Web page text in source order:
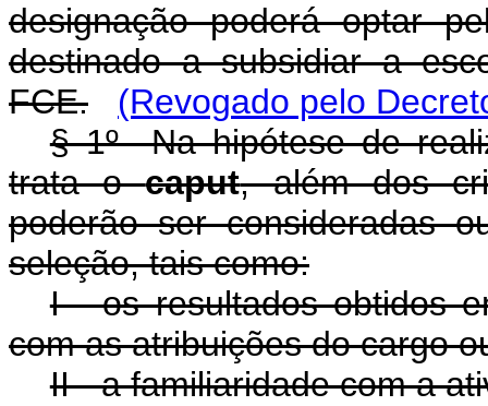
designação poderá optar
destinado a subsidiar a
FCE.
(Revogado pelo
§ 1º Na hipótese de
trata ocaput, além dos
poderão ser consideradas
seleção, tais como:
I - os resultados obtidos
com as atribuições do cargo
II - a familiaridade com a